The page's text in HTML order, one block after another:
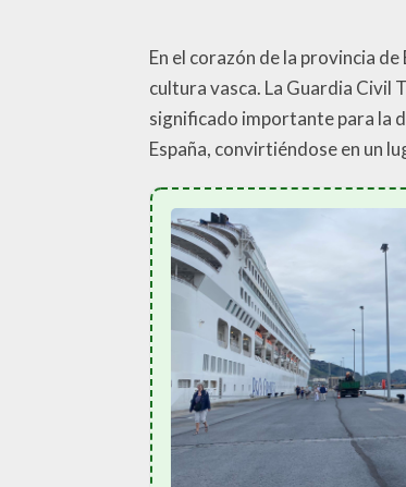
En el corazón de la provincia
cultura vasca. La Guardia Civil
significado importante para la
España, convirtiéndose en un